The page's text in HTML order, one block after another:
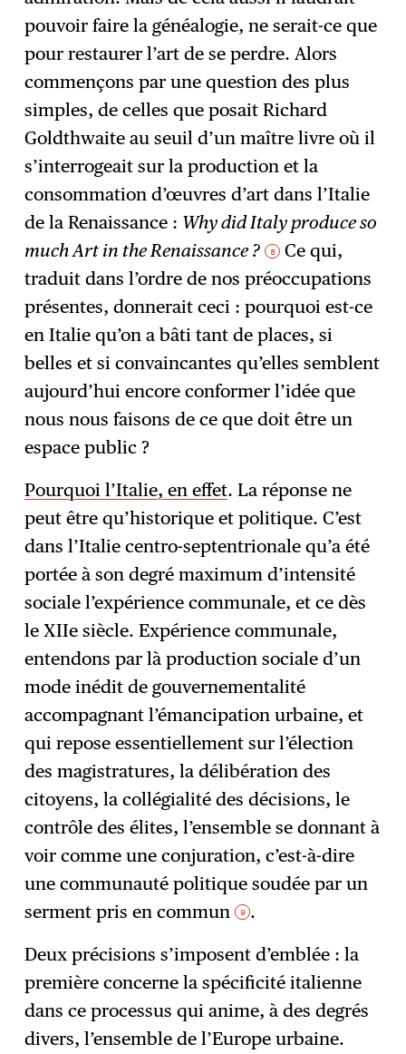
pouvoir faire la généalogie, ne serait-ce que
pour restaurer l’art de se perdre. Alors
commençons par une question des plus
simples, de celles que posait Richard
Goldthwaite au seuil d’un maître livre où il
s’interrogeait sur la production et la
consommation d’œuvres d’art dans l’Italie
de la Renaissance : Why did Italy produce so
much Art in the Renaissance ?
8
Ce qui,
traduit dans l’ordre de nos préoccupations
présentes, donnerait ceci : pourquoi est-ce
en Italie qu’on a bâti tant de places, si
belles et si convaincantes qu’elles semblent
aujourd’hui encore conformer l’idée que
nous nous faisons de ce que doit être un
espace public ?
Pourquoi l’Italie, en effet. La réponse ne
peut être qu’historique et politique. C’est
dans l’Italie centro-septentrionale qu’a été
portée à son degré maximum d’intensité
sociale l’expérience communale, et ce dès
le XIIe siècle. Expérience communale,
entendons par là production sociale d’un
mode inédit de gouvernementalité
accompagnant l’émancipation urbaine, et
qui repose essentiellement sur l’élection
des magistratures, la délibération des
citoyens, la collégialité des décisions, le
contrôle des élites, l’ensemble se donnant à
voir comme une conjuration, c’est-à-dire
une communauté politique soudée par un
serment pris en commun 9 .
Deux précisions s’imposent d’emblée : la
première concerne la spécificité italienne
dans ce processus qui anime, à des degrés
divers, l’ensemble de l’Europe urbaine.